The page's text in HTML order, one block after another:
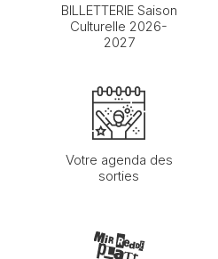
BILLETTERIE Saison
Culturelle 2026-
2027
Votre agenda des
sorties